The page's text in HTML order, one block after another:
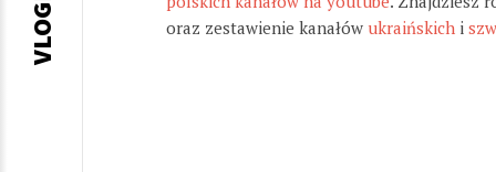
oraz zestawienie kanałów ukraińskich i